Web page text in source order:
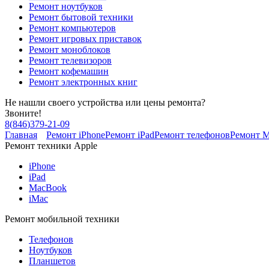
Ремонт ноутбуков
Ремонт бытовой техники
Ремонт компьютеров
Ремонт игровых приставок
Ремонт моноблоков
Ремонт телевизоров
Ремонт кофемашин
Ремонт электронных книг
Не нашли своего устройства или цены ремонта?
Звоните!
8(846)379-21-09
Главная
Ремонт iPhoneРемонт iPadРемонт телефоновРемонт
Ремонт техники Apple
iPhone
iPad
MacBook
iMac
Ремонт мобильной техники
Телефонов
Ноутбуков
Планшетов